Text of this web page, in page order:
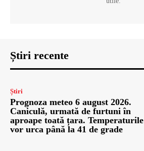
Știri recente
Știri
Prognoza meteo 6 august 2026.
Caniculă, urmată de furtuni în
aproape toată țara. Temperaturile
vor urca până la 41 de grade